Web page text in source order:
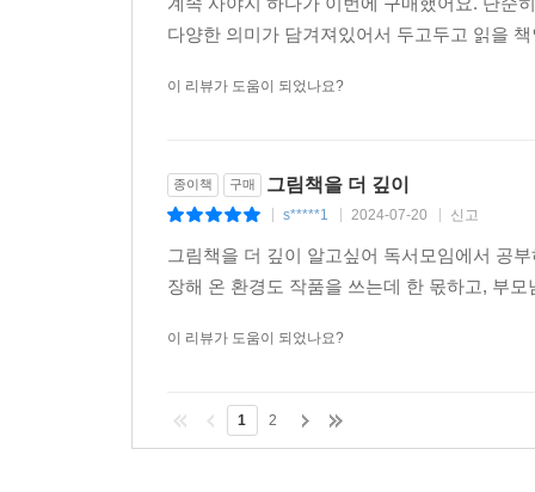
다양한 의미가 담겨져있어서 두고두고 읽을
이 리뷰가 도움이 되었나요?
종이책 구매 그림책을 더 깊이
s*****1 2024-07-20 신고
그림책을 더 깊이 알고싶어 독서모임에서 공
장해 온 환경도 작품을 쓰는데 한 몫하고, 부
이 리뷰가 도움이 되었나요?
1 2